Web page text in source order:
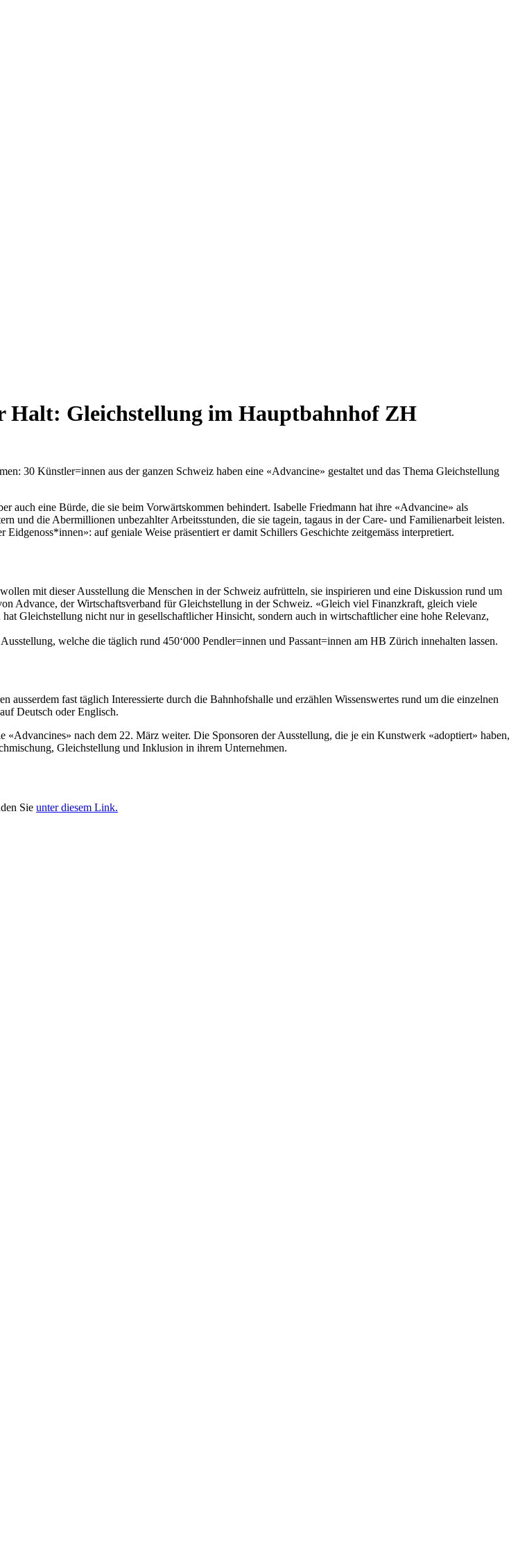
Halt: Gleichstellung im Hauptbahnhof ZH
30 Künstler=innen aus der ganzen Schweiz haben eine «Advancine» gestaltet und das Thema Gleichstellung
eine Bürde, die sie beim Vorwärtskommen behindert. Isabelle Friedmann hat ihre «Advancine» als
und die Abermillionen unbezahlter Arbeitsstunden, die sie tagein, tagaus in der Care- und Familienarbeit leisten.
auf geniale Weise präsentiert er damit Schillers Geschichte zeitgemäss interpretiert.
mit dieser Ausstellung die Menschen in der Schweiz aufrütteln, sie inspirieren und eine Diskussion rund um
Advance, der Wirtschaftsverband für Gleichstellung in der Schweiz. «Gleich viel Finanzkraft, gleich viele
Gleichstellung nicht nur in gesellschaftlicher Hinsicht, sondern auch in wirtschaftlicher eine hohe Relevanz,
welche die täglich rund 450‘000 Pendler=innen und Passant=innen am HB Zürich innehalten lassen.
fast täglich Interessierte durch die Bahnhofshalle und erzählen Wissenswertes rund um die einzelnen
Deutsch oder Englisch.
nach dem 22. März weiter. Die Sponsoren der Ausstellung, die je ein Kunstwerk «adoptiert» haben,
Gleichstellung und Inklusion in ihrem Unternehmen.
Sie unter diesem Link.